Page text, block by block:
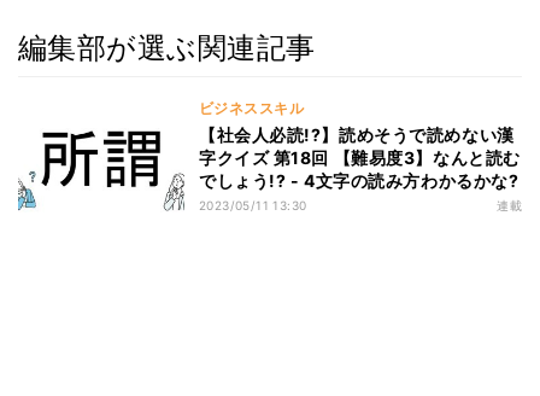
編集部が選ぶ関連記事
ビジネススキル
【社会人必読!?】読めそうで読めない漢
字クイズ 第18回 【難易度3】なんと読む
でしょう!? - 4文字の読み方わかるかな?
2023/05/11 13:30 連載